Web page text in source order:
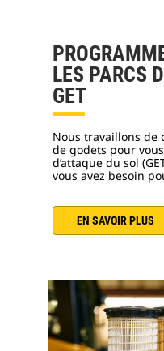
LES PARCS
GET
Nous travaillons de
de godets pour
d’attaque du sol
vous avez besoin
EN SAVOIR PLUS